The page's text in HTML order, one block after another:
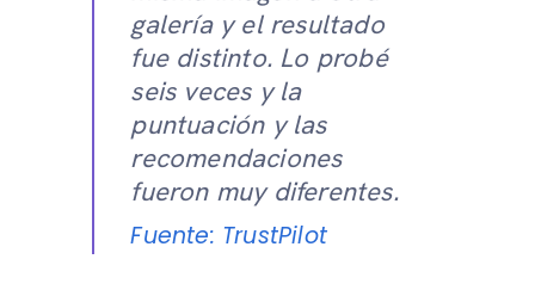
galería y el resultado
fue distinto. Lo probé
seis veces y la
puntuación y las
recomendaciones
fueron muy diferentes.
Fuente: TrustPilot